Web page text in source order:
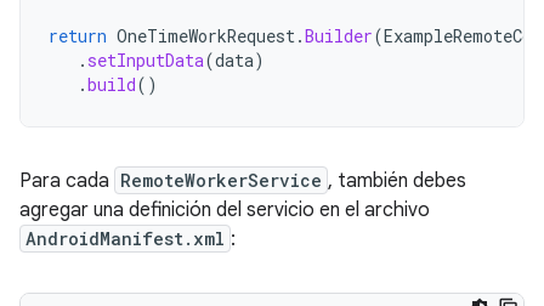
return OneTimeWorkRequest.Builder(
. setInputData(data)
.build()
Para cada RemoteWorkerService , también debes
agregar una definición del servicio en el archivo
AndroidManifest.xml :